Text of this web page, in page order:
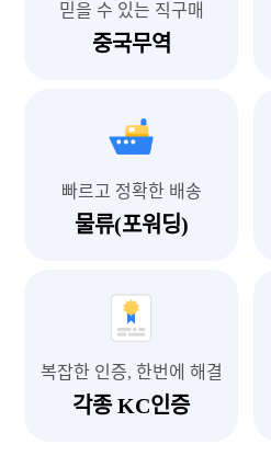
믿을 수 있는 직구매
중국무역
빠르고 정확한 배송
물류(포워딩)
복잡한 인증, 한번에 해결
각종 KC인증